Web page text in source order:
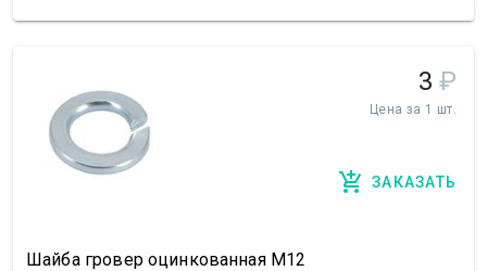
3 ₽
Цена за 1 шт.
ЗАКАЗАТЬ
Шайба гровер оцинкованная М12